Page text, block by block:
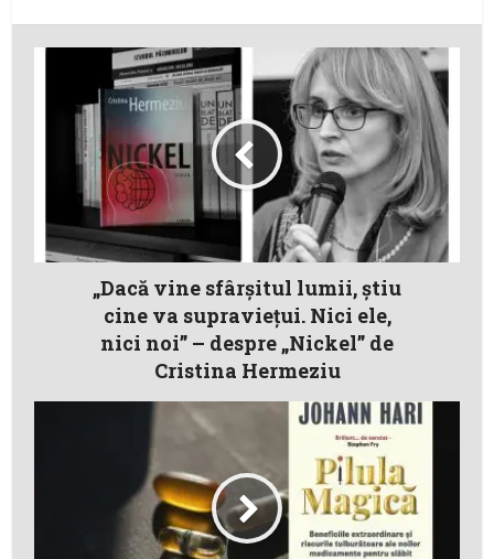
„Dacă vine sfârșitul lumii, știu
cine va supraviețui. Nici ele,
nici noi” – despre „Nickel” de
Cristina Hermeziu